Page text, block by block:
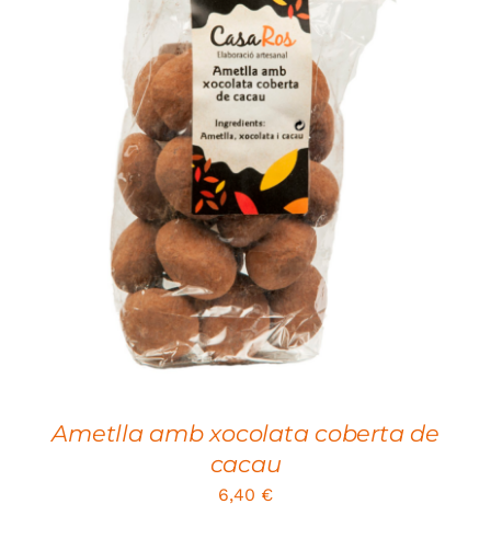
ADD TO CART
/
DETAILS
Ametlla amb xocolata coberta de
cacau
6,40 €